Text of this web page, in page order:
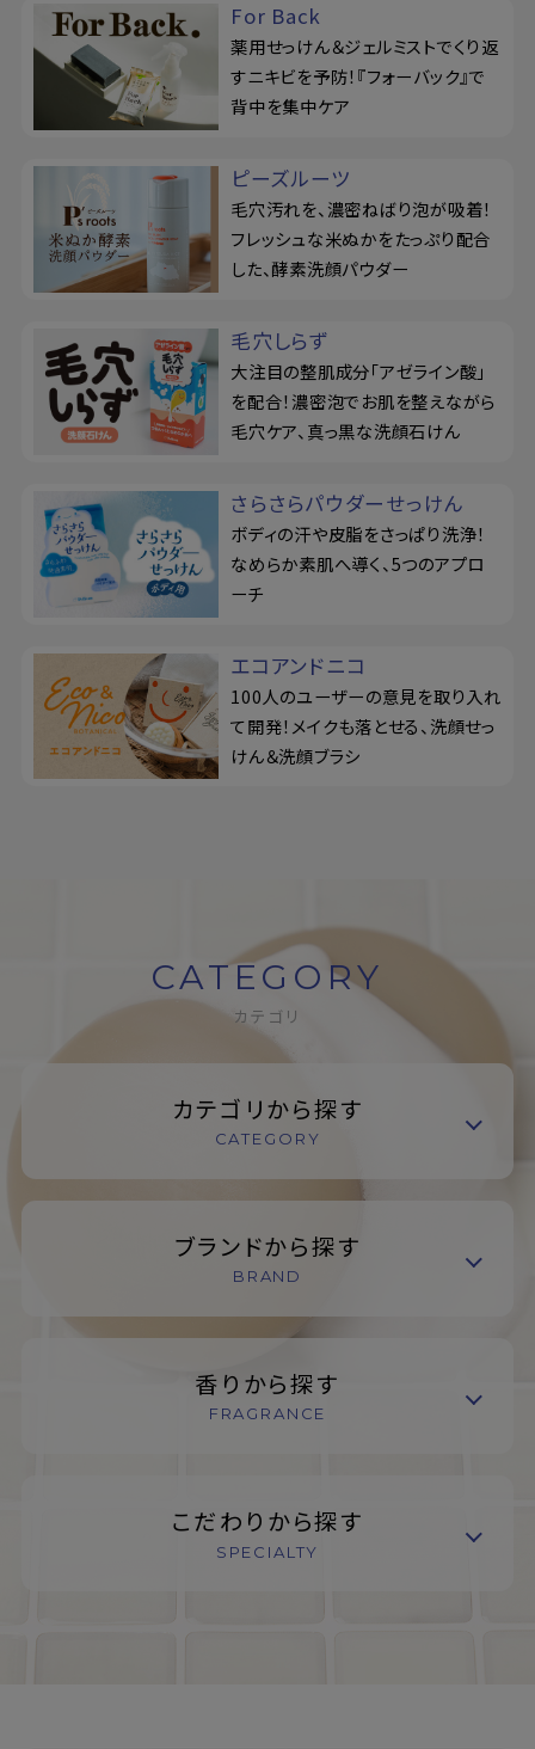
For Back
薬用せっけん＆ジェルミストでくり返
すニキビを予防！『フォーバック』で
背中を集中ケア
ピーズルーツ
毛穴汚れを、濃密ねばり泡が吸着！
フレッシュな米ぬかをたっぷり配合
した、酵素洗顔パウダー
毛穴しらず
大注目の整肌成分「アゼライン酸」
を配合！濃密泡でお肌を整えながら
毛穴ケア、真っ黒な洗顔石けん
さらさらパウダーせっけん
ボディの汗や皮脂をさっぱり洗浄！
なめらか素肌へ導く、5つのアプロ
ーチ
エコアンドニコ
100人のユーザーの意見を取り入れ
て開発！メイクも落とせる、洗顔せっ
けん＆洗顔ブラシ
CATEGORY
カテゴリ
カテゴリから探す
CATEGORY
ブランドから探す
BRAND
香りから探す
FRAGRANCE
こだわりから探す
SPECIALTY